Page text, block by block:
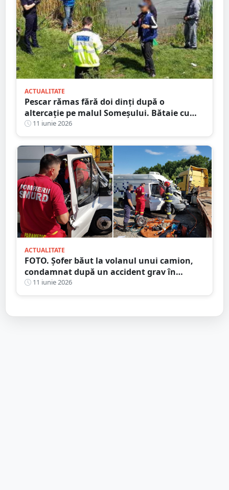
ACTUALITATE
Pescar rămas fără doi dinți după o
altercație pe malul Someșului. Bătaie cu
niște petrecăreți din barcă
11 iunie 2026
ACTUALITATE
FOTO. Șofer băut la volanul unui camion,
condamnat după un accident grav în
județul Satu Mare. Victima, despăgubită cu
peste 24.000 de euro
11 iunie 2026